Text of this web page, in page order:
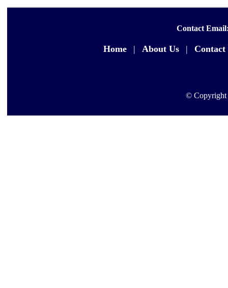
Contact
Home | About Us | Contact
© Copyright